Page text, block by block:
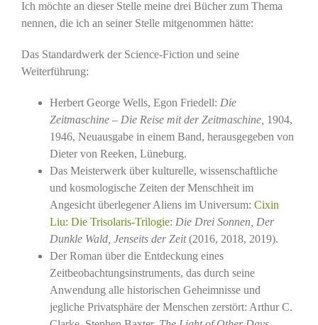
Ich möchte an dieser Stelle meine drei Bücher zum Thema
nennen, die ich an seiner Stelle mitgenommen hätte:
Das Standardwerk der Science-Fiction und seine
Weiterführung:
Herbert George Wells, Egon Friedell: Die
Zeitmaschine – Die Reise mit der Zeitmaschine, 1904,
1946, Neuausgabe in einem Band, herausgegeben von
Dieter von Reeken, Lüneburg.
Das Meisterwerk über kulturelle, wissenschaftliche
und kosmologische Zeiten der Menschheit im
Angesicht überlegener Aliens im Universum: Cixin
Liu: Die Trisolaris-Trilogie: Die Drei Sonnen, Der
Dunkle Wald, Jenseits der Zeit(2016, 2018, 2019).
Der Roman über die Entdeckung eines
Zeitbeobachtungsinstruments, das durch seine
Anwendung alle historischen Geheimnisse und
jegliche Privatsphäre der Menschen zerstört: Arthur C.